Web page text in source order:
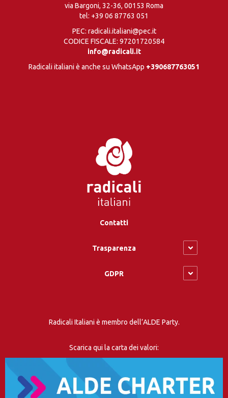
via Bargoni, 32-36, 00153 Roma
tel: +39 06 87763 051
PEC: radicali.italiani@pec.it
CODICE FISCALE: 97201720584
info@radicali.it
Radicali italiani è anche su WhatsApp +390687763051
Contatti
Trasparenza
GDPR
Radicali Italiani è membro dell’ALDE Party.
Scarica qui la carta dei valori: